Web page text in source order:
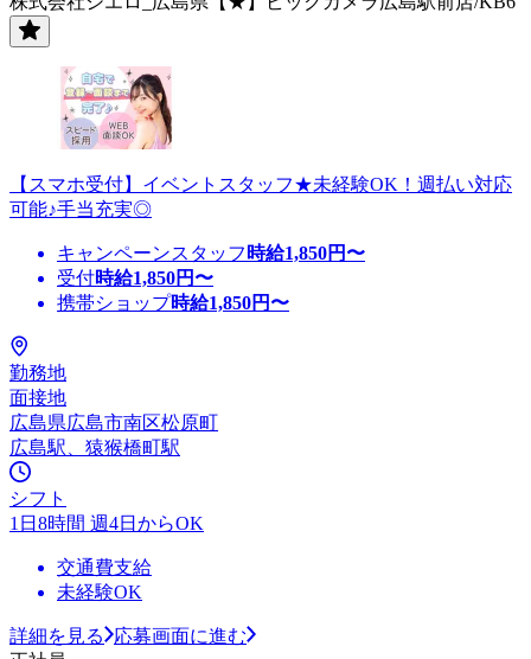
【スマホ受付】イベントスタッフ★未経験OK！週払い対応
可能♪手当充実◎
キャンペーンスタッフ 時給1,850円〜
受付時給1,850円〜
携帯ショップ時給1,850円〜
勤務地
面接地
広島県広島市南区松原町
広島駅、猿猴橋町駅
シフト
1日8時間 週4日からOK
交通費支給
未経験OK
詳細を見る
応募画面に進む